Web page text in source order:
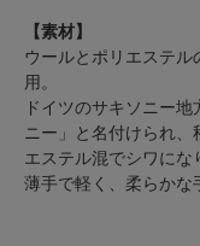
【素材】
ウールとポリエステル
用。
ドイツのサキソニー
ニー」と名付けられ、
エステル混でシワにな
薄手で軽く、柔らかな